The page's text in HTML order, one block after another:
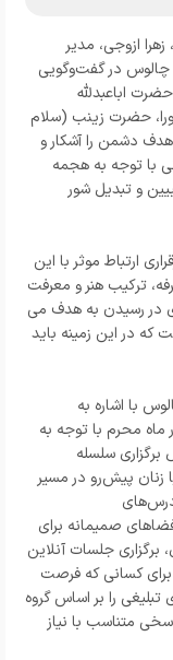
زهرا ازوجی، مدیر
چالوس در گفت‌وگویی
اباعبدلله
حضرت زینب (سلام
هدف دشمن را آشکار و
با توجه به هجمه
و تبدیل شور
ارتباط موثر با این
ترکیب هنر و معرفت
در رسیدن به هدف می
که در این زمینه باید
با اشاره به
ماه محرم با توجه به
سلسله
زنان پیش‌رو در مسیر
فضاهای صمیمانه برای
برگزاری جلسات آنلاین
برای کسانی که فرصت
را بر اساس گروه
متناسب با نیاز